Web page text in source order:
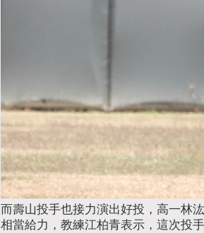
而壽山投手也接力演出好投，高一林
相當給力，教練江柏青表示，這次投